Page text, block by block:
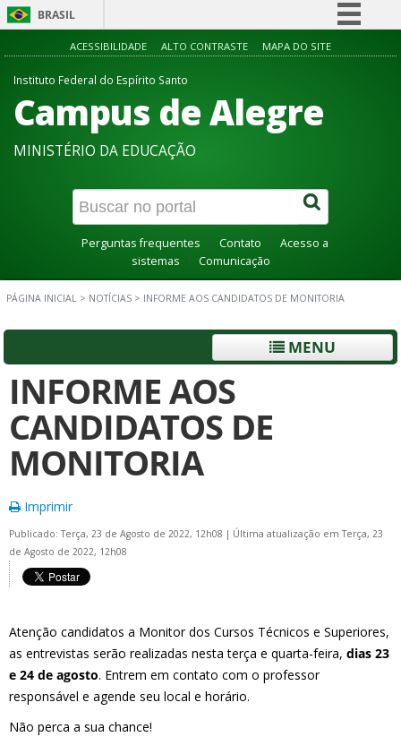
BRASIL
Simplifique!
Acesso à informação
Canais
ACESSIBILIDADE ALTO CONTRASTE MAPA DO SITE
Instituto Federal do Espírito Santo
Campus de Alegre
MINISTÉRIO DA EDUCAÇÃO
Perguntas frequentes Contato
Acesso a
sistemas
Comunicação
PÁGINA INICIAL > NOTÍCIAS > INFORME AOS CANDIDATOS DE MONITORIA
MENU
INFORME AOS
CANDIDATOS DE
MONITORIA
Imprimir
Publicado: Terça, 23 de Agosto de 2022, 12h08 | Última atualização em Terça, 23
de Agosto de 2022, 12h08
Atenção candidatos a Monitor dos Cursos Técnicos e Superiores,
as entrevistas serão realizadas nesta terça e quarta-feira, dias 23
e 24 de agosto. Entrem em contato com o professor
responsável e agende seu local e horário.
Não perca a sua chance!